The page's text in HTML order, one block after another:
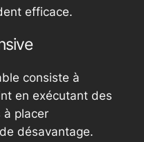
efficace.
consiste à
en exécutant des
à placer
désavantage.